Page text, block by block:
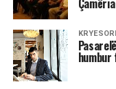
çmendur po